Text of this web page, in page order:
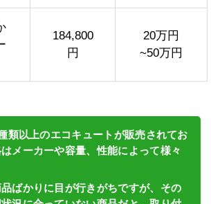
184,800
円
20万円
~50万円
類以上のエコキュートが販売されてお
メーカーや容量、性能によって様々
ばかりに目が行きがちですが、その